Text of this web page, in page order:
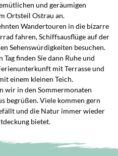
und geräumigen
Ortsteil Ostrau an.
Wandertouren in die bizarre
fahren, Schiffsausflüge auf der
Sehenswürdigkeiten besuchen.
finden Sie dann Ruhe und
mit Terrasse und
einem kleinen Teich.
wir in den Sommermonaten
begrüßen. Viele kommen gern
und die Natur immer wieder
bietet.